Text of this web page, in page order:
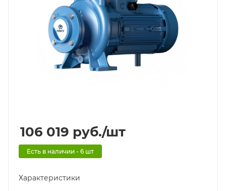
106 019 руб./шт
Есть в наличии - 6 шт
Характеристики